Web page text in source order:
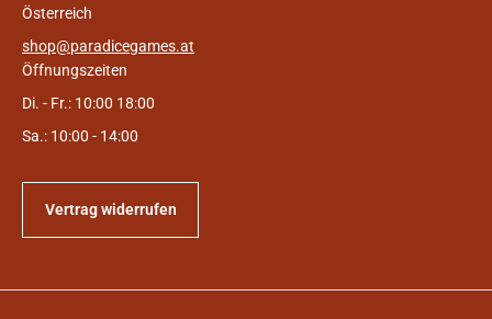
Österreich
shop@paradicegames.at
Öffnungszeiten
Di. - Fr.: 10:00 18:00
Sa.: 10:00 - 14:00
Vertrag widerrufen